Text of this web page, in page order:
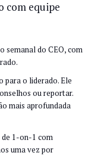
com equipe
semanal do CEO, com
para o liderado. Ele
ou reportar.
mais aprofundada
de 1-on-1 com
uma vez por